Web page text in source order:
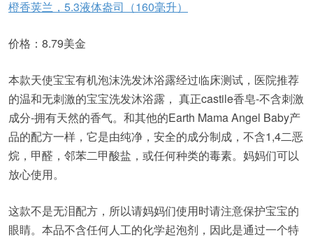
橙香荚兰，5.3液体盎司（160毫升）
价格：8.79美金
本款天使宝宝有机泡沫洗发沐浴露经过临床测试，医院推荐
的温和无刺激的宝宝洗发沐浴露， 真正castile香皂-不含刺激
成分-拥有天然的香气。和其他的Earth Mama Angel Baby产
品的配方一样，它是由纯净，安全的成分制成，不含1,4二恶
烷，甲醛，邻苯二甲酸盐，或任何种类的毒素。妈妈们可以
放心使用。
这款不是无泪配方，所以请妈妈们使用时请注意保护宝宝的
眼睛。本品不含任何人工的化学起泡剂，因此是通过一个特